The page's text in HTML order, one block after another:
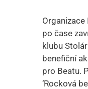
Organizace
po čase
klubu
benefiční
pro Beatu.
‘Rocková